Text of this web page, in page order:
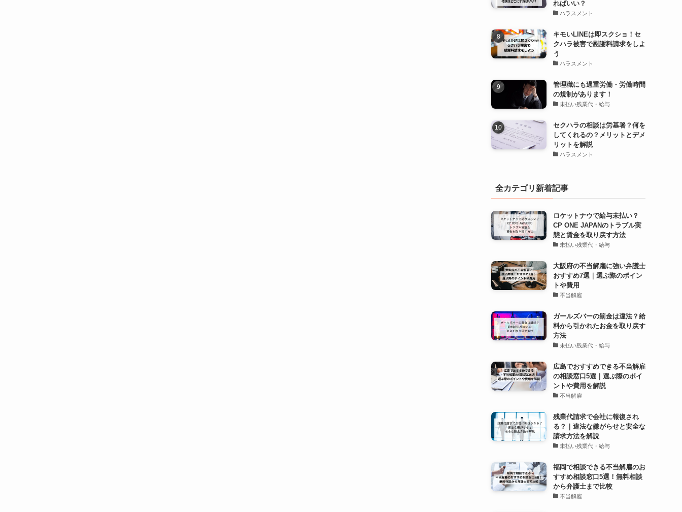
ればいい？
ハラスメント
キモいLINEは即スクショ！セ
クハラ被害で慰謝料請求をしよ
う
ハラスメント
管理職にも過重労働・労働時間
の規制があります！
未払い残業代・給与
セクハラの相談は労基署？何を
してくれるの？メリットとデメ
リットを解説
ハラスメント
全カテゴリ新着記事
ロケットナウで給与未払い？
CP ONE JAPANのトラブル実
態と賃金を取り戻す方法
未払い残業代・給与
大阪府の不当解雇に強い弁護士
おすすめ7選｜選ぶ際のポイン
トや費用
不当解雇
ガールズバーの罰金は違法？給
料から引かれたお金を取り戻す
方法
未払い残業代・給与
広島でおすすめできる不当解雇
の相談窓口5選｜選ぶ際のポイ
ントや費用を解説
不当解雇
残業代請求で会社に報復され
る？｜違法な嫌がらせと安全な
請求方法を解説
未払い残業代・給与
福岡で相談できる不当解雇のお
すすめ相談窓口5選！無料相談
から弁護士まで比較
不当解雇